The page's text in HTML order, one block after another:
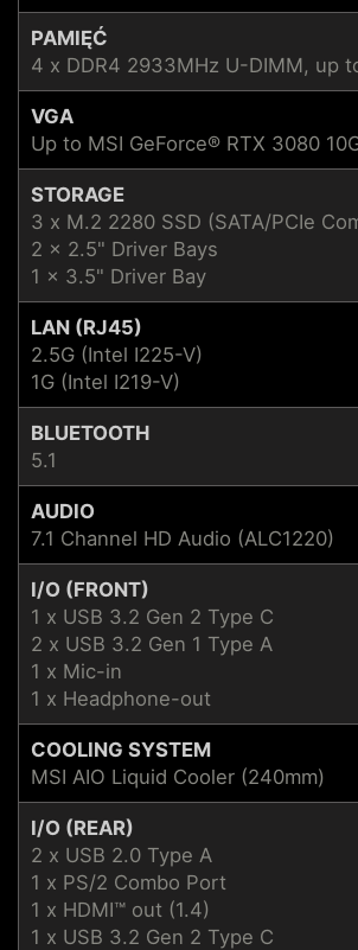
PAMIĘĆ
4 x DDR4 2933MHz U-DIMM, up
VGA
Up to MSI GeForce® RTX 3080
STORAGE
3 x M.2 2280 SSD (SATA/PCIe
2 x 2.5" Driver Bays
1 x 3.5" Driver Bay
LAN (RJ45)
2.5G (Intel I225-V)
1G (Intel I219-V)
BLUETOOTH
5.1
AUDIO
7.1 Channel HD Audio (ALC1220)
I/O (FRONT)
1 x USB 3.2 Gen 2 Type C
2 x USB 3.2 Gen 1 Type A
1 x Mic-in
1 x Headphone-out
COOLING SYSTEM
MSI AIO Liquid Cooler (240mm)
I/O (REAR)
2 x USB 2.0 Type A
1 x PS/2 Combo Port
1 x HDMI™ out (1.4)
1 x USB 3.2 Gen 2 Type C